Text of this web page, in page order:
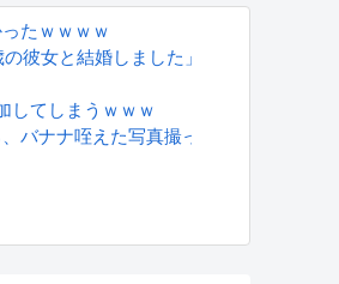
たｗｗｗｗ
の彼女と結婚しました」→案の定オバサ
してしまうｗｗｗ
バナナ咥えた写真撮ってたと思う」